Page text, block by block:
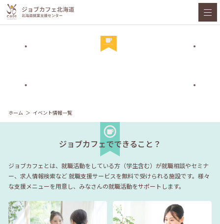
ホーム イベント情報一覧
ジョブカフェでできること？
ジョブカフェとは、就職活動をしている方（学生含む）が就職相談やセミナ
ー、求人情報検索など就職支援サービスを無料で受けられる施設です。様々
な支援メニューを用意し、みなさんの就職活動をサポートします。